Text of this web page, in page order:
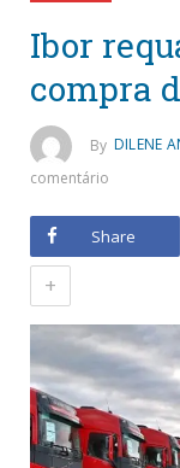
Ibor
compra
By DILENE
comentário
Share
+